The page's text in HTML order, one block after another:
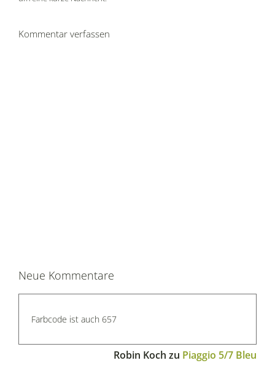
Kommentar verfassen
Neue Kommentare
Farbcode ist auch 657
Robin Koch zu Piaggio 5/7 Bleu